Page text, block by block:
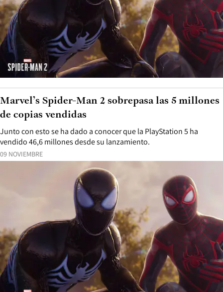
09 NOVIEMBRE
Junto con esto se ha dado a conocer que la PlayStation 5 ha
vendido 46,6 millones desde su lanzamiento.
Marvel’s Spider-Man 2 sobrepasa las 5 millones
de copias vendidas